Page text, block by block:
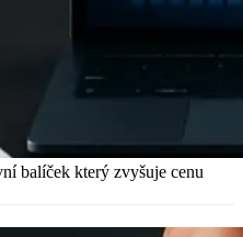
balíček který zvyšuje cenu